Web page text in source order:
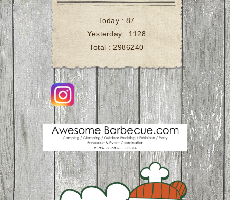
Today : 87
Yesterday : 1128
Total :2986240